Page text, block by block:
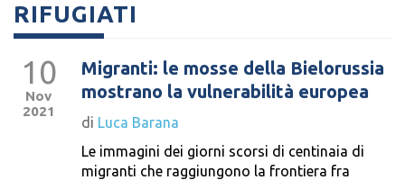
RIFUGIATI
10
Nov
2021
Migranti: le mosse della Bielorussia
mostrano la vulnerabilità europea
di Luca Barana
Le immagini dei giorni scorsi di centinaia di
migranti che raggiungono la frontiera fra